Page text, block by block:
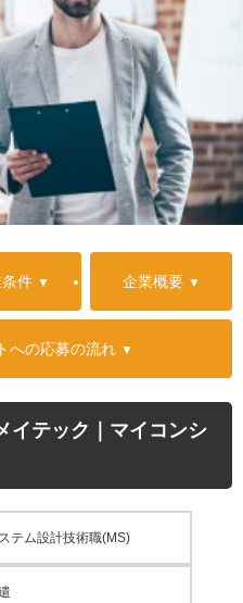
件 企業概要
への応募の流れ
イテック｜マイコンシ
テム設計技術職(MS)